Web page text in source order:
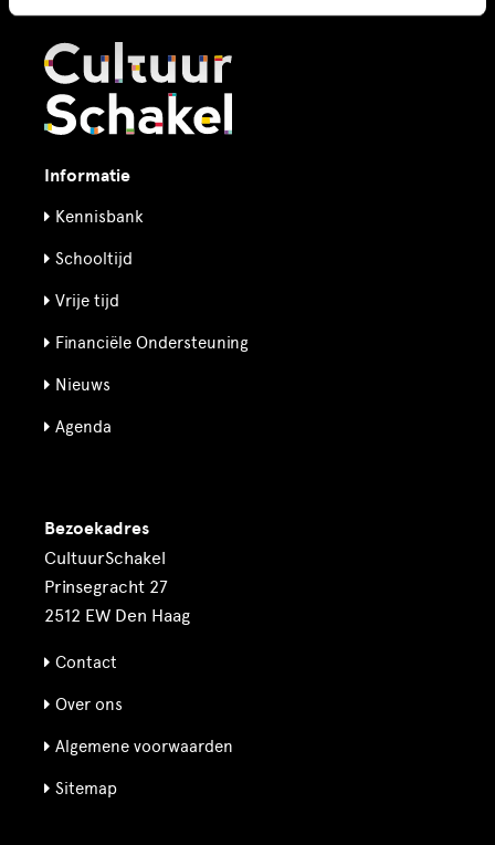
Informatie
Kennisbank
Schooltijd
Vrije tijd
Financiële Ondersteuning
Nieuws
Agenda
Bezoekadres
CultuurSchakel
Prinsegracht 27
2512 EW Den Haag
Contact
Over ons
Algemene voorwaarden
Sitemap